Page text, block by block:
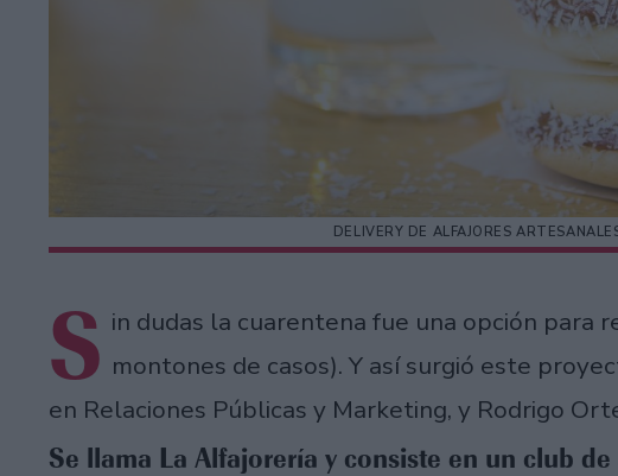
DELIVERY DE ALFAJORES
S in dudas la cuarentena fue una opción para
montones de casos). Y así surgió este
en Relaciones Públicas y Marketing, y Rodrigo
Se llama La Alfajorería y consiste en un club